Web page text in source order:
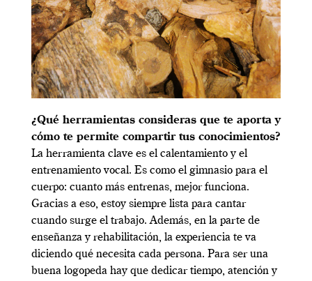
¿Qué herramientas consideras que te aporta y
cómo te permite compartir tus conocimientos?
La herramienta clave es el calentamiento y el
entrenamiento vocal. Es como el gimnasio para el
cuerpo: cuanto más entrenas, mejor funciona.
Gracias a eso, estoy siempre lista para cantar
cuando surge el trabajo. Además, en la parte de
enseñanza y rehabilitación, la experiencia te va
diciendo qué necesita cada persona. Para ser una
buena logopeda hay que dedicar tiempo, atención y